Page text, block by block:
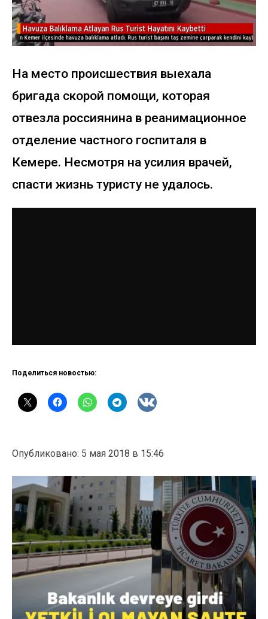
На место происшествия выехала
бригада скорой помощи, которая
отвезла россиянина в реанимационное
отделение частного госпиталя в
Кемере. Несмотря на усилия врачей,
спасти жизнь туристу не удалось.
Поделиться новостью:
Опубликовано: 5 мая 2018 в 15:46